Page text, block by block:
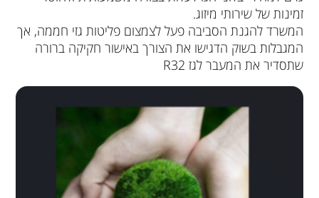
זמינות של שירותי מיזוג.
המשרד להגנת הסביבה פעל לצמצום פליטות גזי חממה, אך
המגבלות בשוק הדגישו את הצורך באישור חקיקה ברורה
שתסדיר את המעבר לגז R32